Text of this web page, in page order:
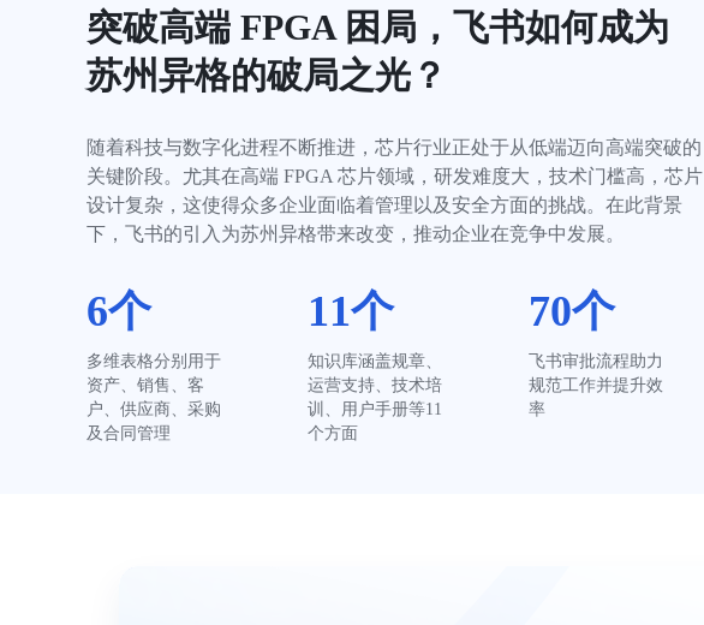
突破高端 FPGA 困局，飞书如何成为
苏州异格的破局之光？
随着科技与数字化进程不断推进，芯片行业正处于从低端迈向高端突破的
关键阶段。尤其在高端 FPGA 芯片领域，研发难度大，技术门槛高，芯片
设计复杂，这使得众多企业面临着管理以及安全方面的挑战。在此背景
下，飞书的引入为苏州异格带来改变，推动企业在竞争中发展。
6个
多维表格分别用于
资产、销售、客
户、供应商、采购
及合同管理
11个
知识库涵盖规章、
运营支持、技术培
训、用户手册等11
个方面
70个
飞书审批流程助力
规范工作并提升效
率